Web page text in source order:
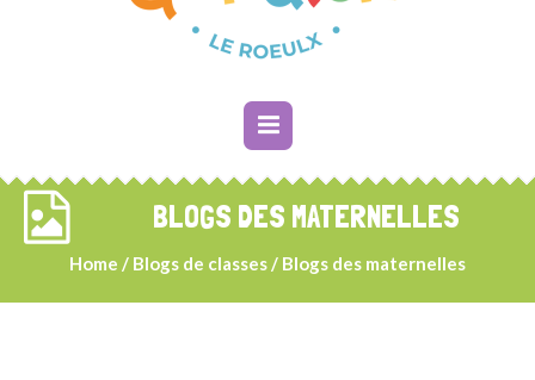
BLOGS DES MATERNELLES
Home / Blogs de classes/ Blogs des maternelles